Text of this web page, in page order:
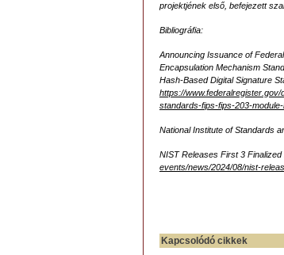
projektjének első, befejezett
Bibliográfia:
Announcing Issuance of
Encapsulation Mechanism
Hash-Based Digital Signature
https://
standards-fips-fips-203-
National Institute of Standards
NIST Releases First 3
events/news/2024/08/nist-
Kapcsolódó cikkek